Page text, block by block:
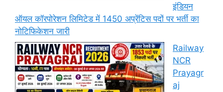
इंडियन
ऑयल कॉरपोरेशन लिमिटेड में 1450 अप्रेंटिस पदों पर भर्ती का
नोटिफिकेशन जारी
Railway
NCR
Prayagr
aj